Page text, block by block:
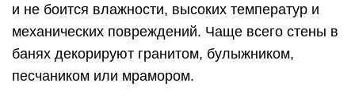
и не боится влажности, высоких температур и
механических повреждений. Чаще всего стены в
банях декорируют гранитом, булыжником,
песчаником или мрамором.